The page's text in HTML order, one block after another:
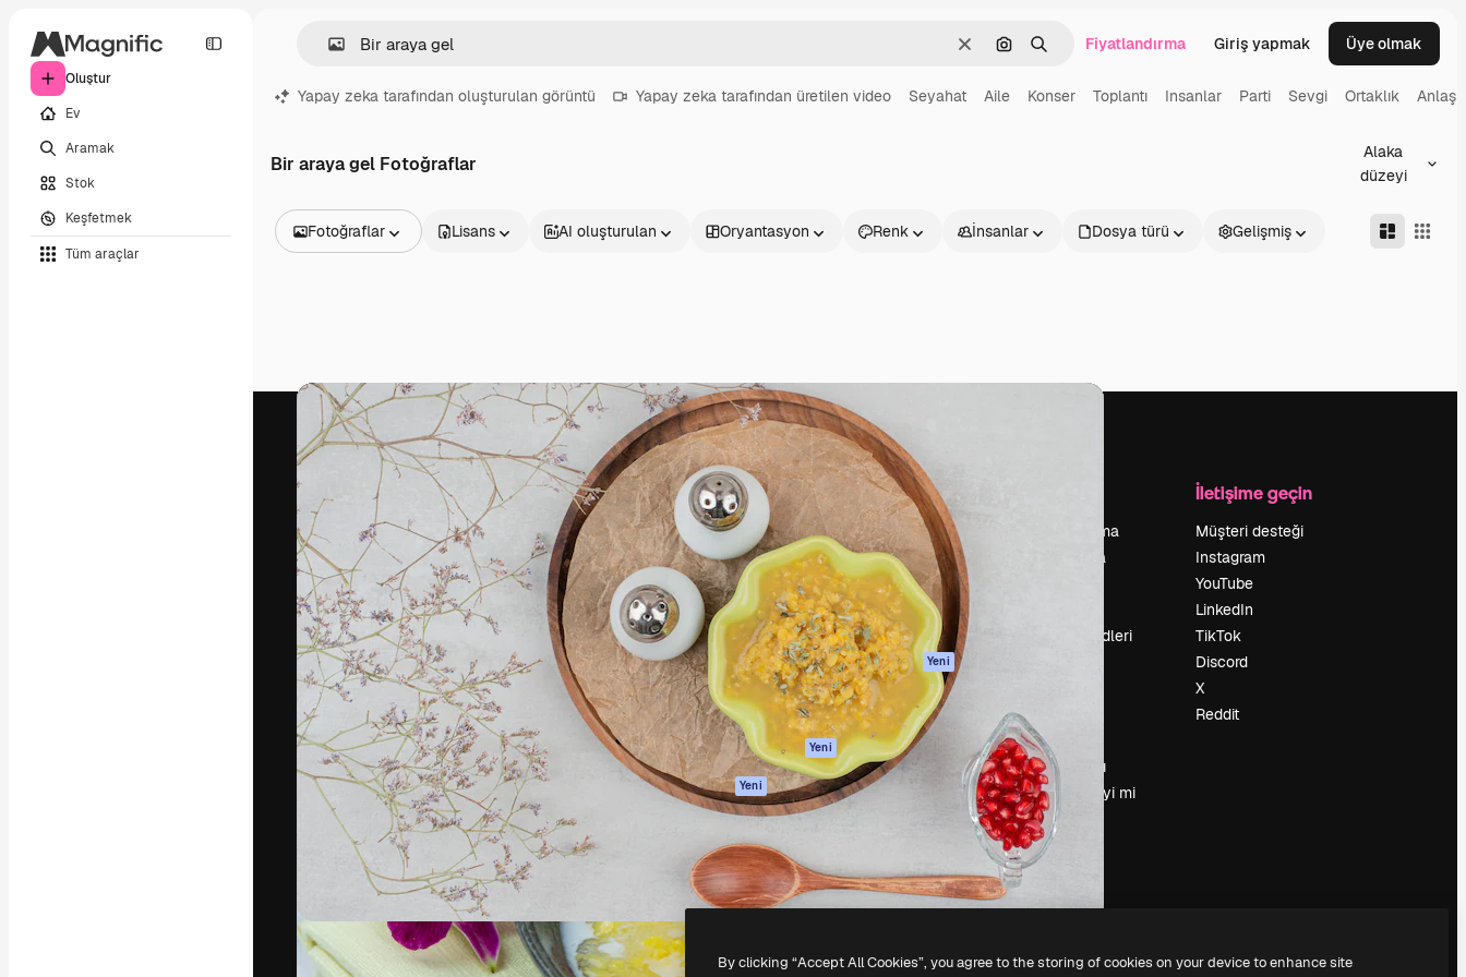
Oluştur
Ev
Aramak
Stok
Keşfetmek
Tüm araçlar
Temizlemek
Görüntüyle ara
AramakFiyatlandırma Giriş yapmak Üye olmak
Yapay zeka tarafından oluşturulan görüntü Yapay zeka tarafından üretilen video Seyahat Aile Konser Toplantı Insanlar Parti Sevgi Ortaklık
Bir araya gel Fotoğraflar
Alaka
düzeyi
Fotoğraflar
Videolar
Video çekimleri
Hareketli grafikler
Video şablonları
Simgeler
3D Modeller
Yazı tipleri
Lisans AI oluşturulan Oryantasyon Renk İnsanlar Dosya türü Gelişmiş
En iyi işlerini yöneteceğin yaratıcı platform.
Kreatif ekipler, işletmeler, ajanslar ve
stüdyolar genelinde 1 milyondan fazla
abone.
Türkçe
Ürünler
Spaces
AI Asistanı
AI Görüntü
Oluşturucu
AI video
oluşturucu
AI ses oluşturucu
Stok içerik
Claude/ChatGPT
için MCP
Yeni
Ajanlar Yeni
API
Mobil Uygulama
Tüm Magnific
araçları
Başlayın
Academy
Dokümantasyon
Destek
Kullanım Şartları
Gizlilik Politikası
Orijinaller Yeni
Çerez politikası
Güven merkezi
Satış ortakları
Kurumsal
Fiyatlandırma
Hakkımızda
Arama trendleri
Slidesgo
İçerik satışı
Basın odası
Magnific.ai’yi mi
arıyorsun?
İletişime geçin
Müşteri desteği
Instagram
YouTube
LinkedIn
TikTok
Discord
X
Reddit
Copyright © 2010-2026Freepik Company S.L.U.Her hakkı saklıdır
By clicking “Accept All Cookies”, you agree to the storing of cookies on your device to enhance site